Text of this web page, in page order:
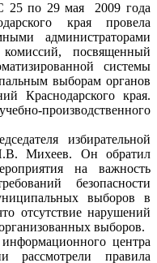
25 по 29 мая 2009 года
края провела
администраторами
комиссий, посвященный
системы
выборам органов
Краснодарского края.
производственного
избирательной
Михеев. Он обратил
на важность
безопасности
выборов в
отсутствие нарушений
выборов.
центра
рассмотрели правила